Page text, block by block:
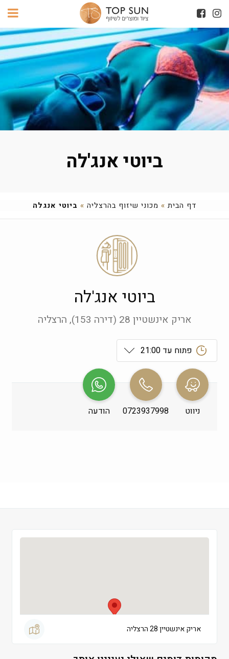
ביוטי אנג'לה
דף הבית » מכוני שיזוף בהרצליה » ביוטי אנגלה
ביוטי אנג'לה
אריק אינשטיין 28 (דירה 153), הרצליה
פתוח עד 21:00
ראשון
שני
09:00-21:00
שלישי
ניווט 0723937998 הודעה
אריק אינשטיין 28 הרצליה